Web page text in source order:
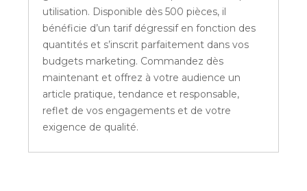
utilisation. Disponible dès 500 pièces, il
bénéficie d’un tarif dégressif en fonction des
quantités et s’inscrit parfaitement dans vos
budgets marketing. Commandez dès
maintenant et offrez à votre audience un
article pratique, tendance et responsable,
reflet de vos engagements et de votre
exigence de qualité.